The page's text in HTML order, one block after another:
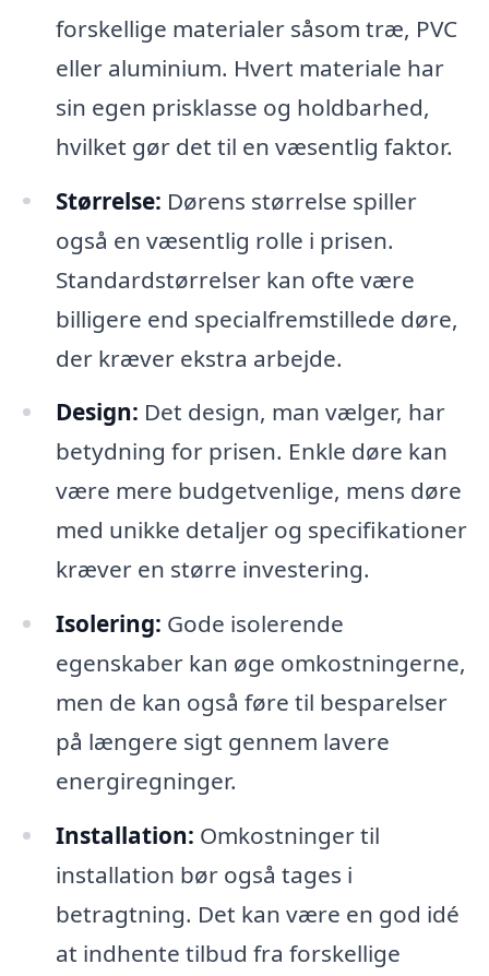
forskellige materialer såsom træ, PVC
eller aluminium. Hvert materiale har
sin egen prisklasse og holdbarhed,
hvilket gør det til en væsentlig faktor.
Størrelse: Dørens størrelse spiller
også en væsentlig rolle i prisen.
Standardstørrelser kan ofte være
billigere end specialfremstillede døre,
der kræver ekstra arbejde.
Design: Det design, man vælger, har
betydning for prisen. Enkle døre kan
være mere budgetvenlige, mens døre
med unikke detaljer og specifikationer
kræver en større investering.
Isolering: Gode isolerende
egenskaber kan øge omkostningerne,
men de kan også føre til besparelser
på længere sigt gennem lavere
energiregninger.
Installation: Omkostninger til
installation bør også tages i
betragtning. Det kan være en god idé
at indhente tilbud fra forskellige